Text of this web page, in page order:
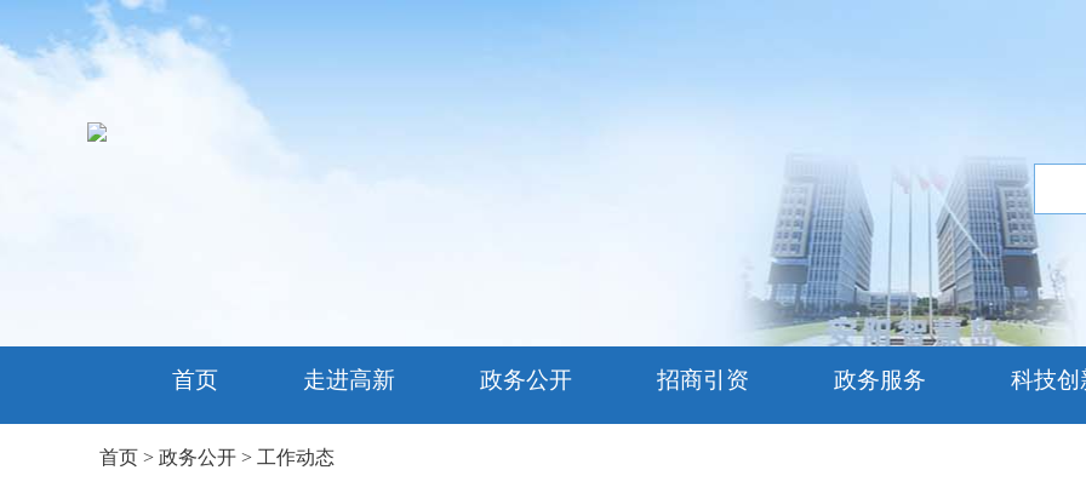
首页 走进高新 政务公开 招商引资 政务服务 科技创
首页 > 政务公开 > 工作动态